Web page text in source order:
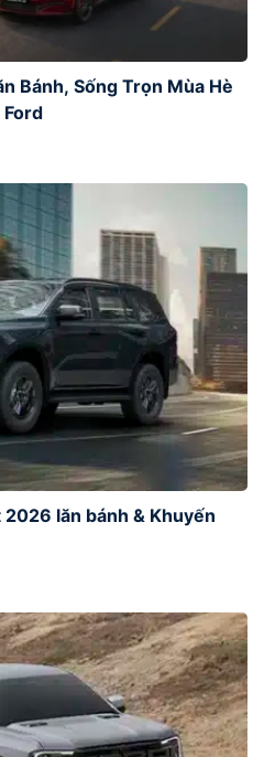
Bánh, Sống Trọn Mùa Hè
Ford
lăn bánh & Khuyến